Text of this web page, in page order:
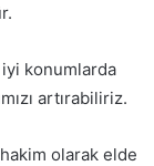
konumlarda
artırabiliriz.
olarak elde